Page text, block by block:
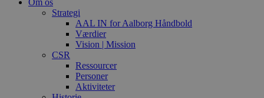
Strategi
AAL IN for Aalborg Håndbold
Værdier
Vision | Mission
CSR
Ressourcer
Personer
Aktiviteter